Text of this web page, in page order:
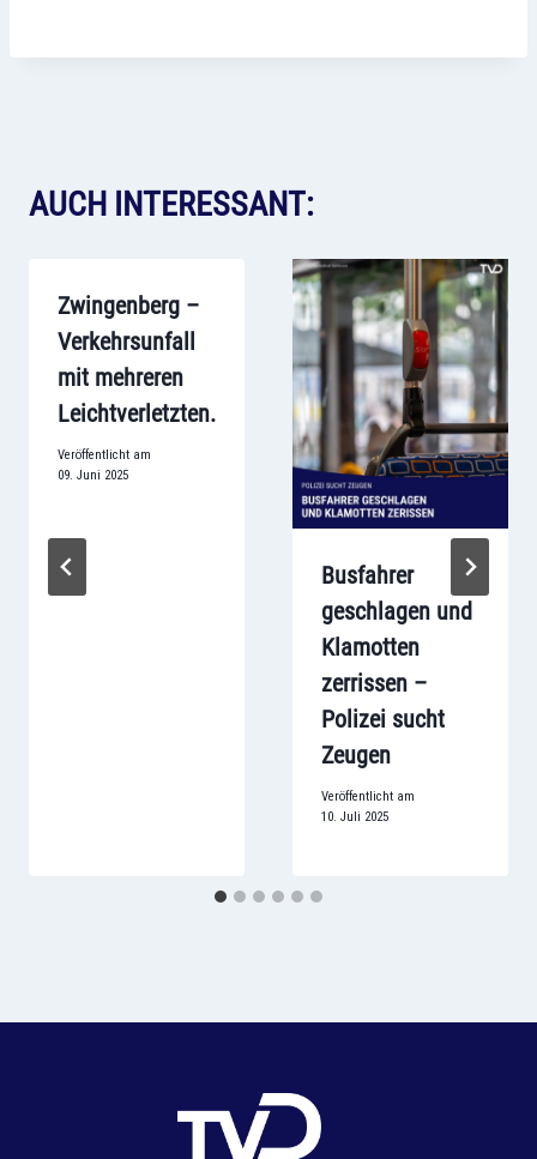
AUCH INTERESSANT:
Zwingenberg –
Verkehrsunfall
mit mehreren
Leichtverletzten.
Veröffentlicht am
09. Juni 2025
Busfahrer
geschlagen und
Klamotten
zerrissen –
Polizei sucht
Zeugen
Veröffentlicht am
10. Juli 2025